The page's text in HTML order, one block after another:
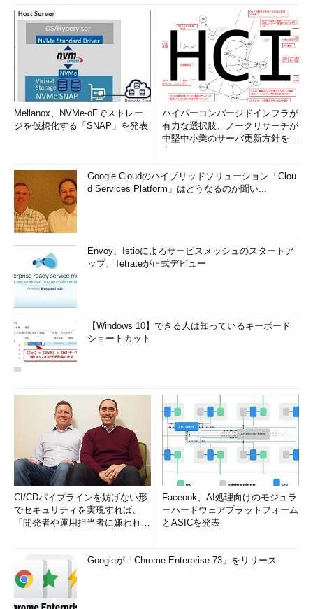
Mellanox、NVMe-oFでストレー
ジを仮想化する「SNAP」を発表
ハイパーコンバージドインフラが
有力な選択肢、ノークリサーチが
中堅中小業のサーバ更新方針を調
Google Cloudのハイブリッドソリューション「Clou
d Services Platform」はどうなるのか聞い...
Envoy、Istioによるサービスメッシュのスタートア
ップ、Tetrateが正式デビュー
【Windows 10】できる人は知っているキーボード
ショートカット
CI/CDパイプラインを妨げない形
でセキュリティを実現すれば、
「開発者や運用担当者に嫌われな
Faceook、AI処理向けのモジュラ
ーハードウェアプラットフォーム
とASICを発表
Googleが「Chrome Enterprise 73」をリリース